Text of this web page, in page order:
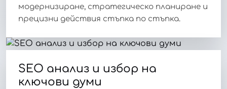
модернизиране, стратегическо планиране и
прецизни действия стъпка по стъпка.
SEO анализ и избор на
ключови думи